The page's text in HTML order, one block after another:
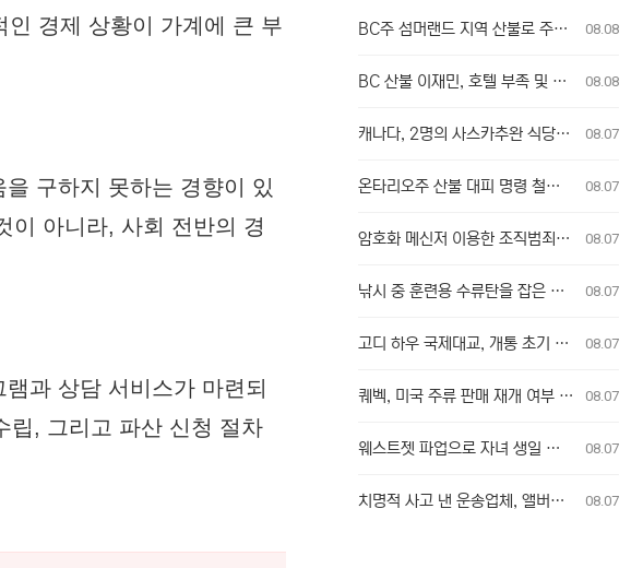
경제 상황이 가계에 큰 부
구하지 못하는 경향이 있
이 아니라, 사회 전반의 경
과 상담 서비스가 마련되
립, 그리고 파산 신청 절차
BC주 섬머랜드 지역 산불로 주민 전원 대피 명령 08.08
BC 산불 이재민, 호텔 부족 및 긴급 지원 지연 겪어 08.08
캐나다, 2명의 사스카추완 식당 업주, 방글라데시 여성 인신매매 유죄 판결 08.07
온타리오주 산불 대피 명령 철회에 대한 굴 베이 퍼스트 네이션의 강력 반발 08.07
암호화 메신저 이용한 조직범죄, 청소년 포섭…수사 난항 예고 08.07
낚시 중 훈련용 수류탄을 잡은 남성 08.07
고디 하우 국제대교, 개통 초기 이용객 이중 요금 청구 의혹 제기 08.07
퀘벡, 미국 주류 판매 재개 여부 단독 결정 08.07
웨스트젯 파업으로 자녀 생일 놓친 부모, 후회와 실망감 호소 08.07
치명적 사고 낸 운송업체, 앨버타주서 운영 금지 조치 08.07